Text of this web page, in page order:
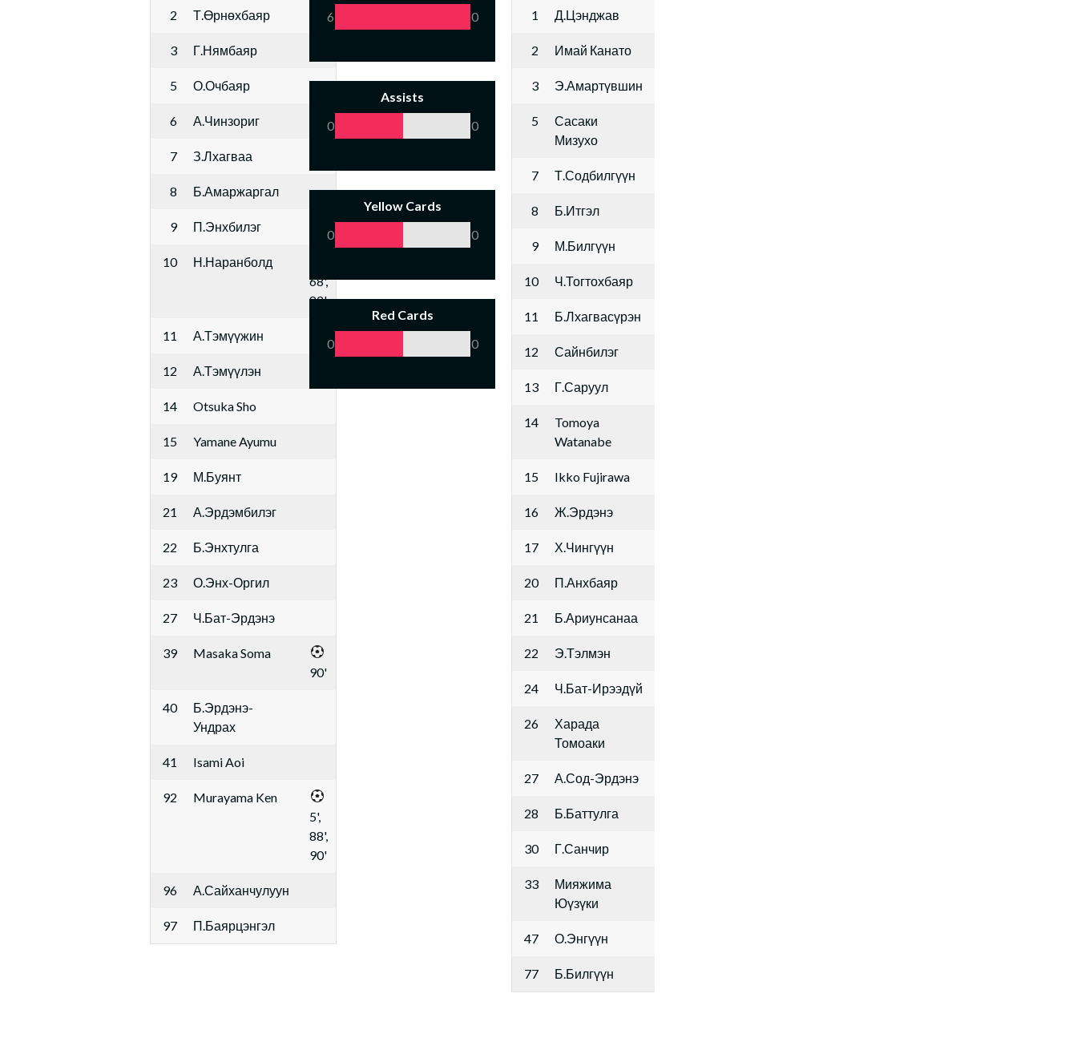
2 Т.Өрнөхбаяр
3 Г.Нямбаяр
5 О.Очбаяр
6 А.Чинзориг
7 З.Лхагваа
8 Б.Амаржаргал
9 П.Энхбилэг
10
Н.Наранболд
68',
82'
11 А.Тэмүүжин
12 А.Тэмүүлэн
14 Otsuka Sho
15 Yamane Ayumu
19 М.Буянт
21 А.Эрдэмбилэг
22 Б.Энхтулга
23 О.Энх-Оргил
27 Ч.Бат-Эрдэнэ
39
Masaka Soma
90'
40
Б.Эрдэнэ-
Ундрах
41 Isami Aoi
92
Murayama Ken
5',
88',
90'
96 А.Сайханчулуун
97 П.Баярцэнгэл
1 Д.Цэнджав
2 Имай Канато
3 Э.Амартүвшин
5
Сасаки
Мизухо
7 Т.Содбилгүүн
8 Б.Итгэл
9 М.Билгүүн
10 Ч.Тогтохбаяр
11 Б.Лхагвасүрэн
12 Сайнбилэг
13 Г.Саруул
14
Tomoya
Watanabe
15 Ikko Fujirawa
16 Ж.Эрдэнэ
17 Х.Чингүүн
20 П.Анхбаяр
21 Б.Ариунсанаа
22 Э.Тэлмэн
24 Ч.Бат-Ирээдүй
26
Харада
Томоаки
27 А.Сод-Эрдэнэ
28 Б.Баттулга
30 Г.Санчир
33
Мияжима
Юүзүки
47 О.Энгүүн
77 Б.Билгүүн
6
0
Assists
0
0
Yellow Cards
0
0
Red Cards
0
0